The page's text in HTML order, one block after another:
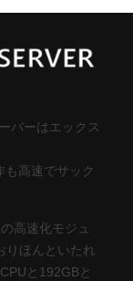
バーはエックス
高速でサック
高速化モジュ
りほんといたれ
と192GBと